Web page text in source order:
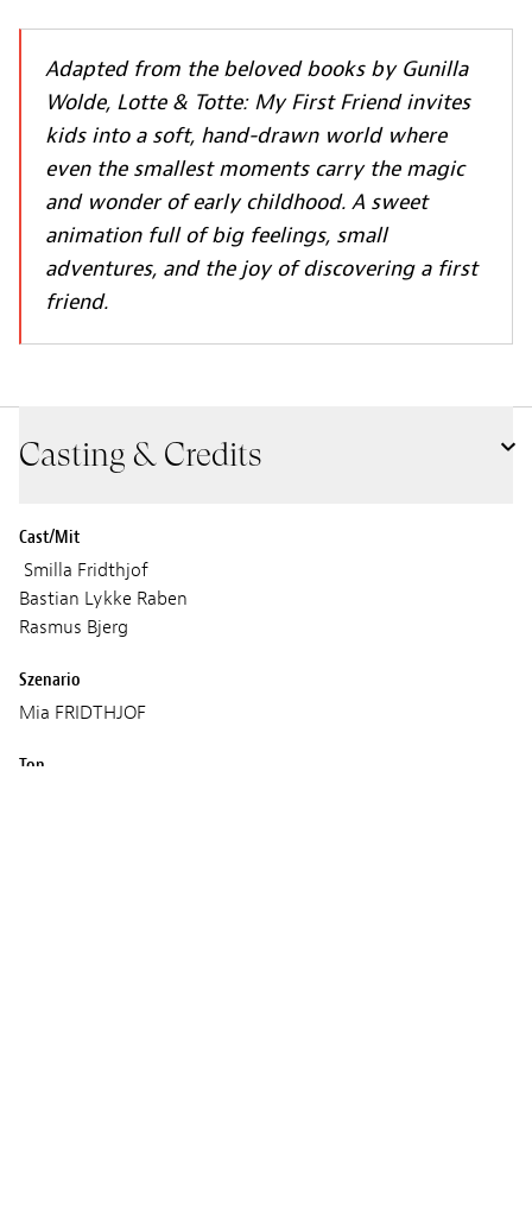
Adapted from the beloved books by Gunilla
Wolde, Lotte & Totte: My First Friend invites
kids into a soft, hand-drawn world where
even the smallest moments carry the magic
and wonder of early childhood. A sweet
animation full of big feelings, small
adventures, and the joy of discovering a first
friend.
Casting & Credits
Cast/Mit
Smilla Fridthjof
Bastian Lykke Raben
Rasmus Bjerg
Szenario
Mia FRIDTHJOF
Ton